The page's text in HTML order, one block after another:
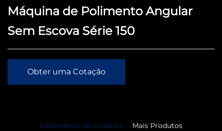
Máquina de Polimento Angular
Sem Escova Série 150
Obter uma Cotação
Parâmetros do Produto Mais Produtos